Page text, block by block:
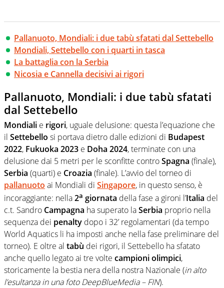
Pallanuoto, Mondiali: i due tabù sfatati dal Settebello
Mondiali, Settebello con i quarti in tasca
La battaglia con la Serbia
Nicosia e Cannella decisivi ai rigori
Pallanuoto, Mondiali: i due tabù sfatati
dal Settebello
Mondiali e rigori, uguale delusione: questa l’equazione che
il Settebello si portava dietro dalle edizioni di Budapest
2022, Fukuoka 2023 e Doha 2024, terminate con una
delusione dai 5 metri per le sconfitte controSpagna (finale),
Serbia (quarti) e Croazia (finale). L’avvio del torneo di
pallanuoto ai Mondiali di Singapore, in questo senso, è
incoraggiante: nella2a giornata della fase a gironi l’Italia del
c.t. Sandro Campagna ha superato laSerbia proprio nella
sequenza dei penalty dopo i 32’ regolamentari (da tempo
World Aquatics li ha imposti anche nella fase preliminare del
torneo). E oltre al tabù dei rigori, il Settebello ha sfatato
anche quello legato ai tre volte campioni olimpici,
storicamente la bestia nera della nostra Nazionale (in alto
l’esultanza in una foto DeepBlueMedia – FIN).